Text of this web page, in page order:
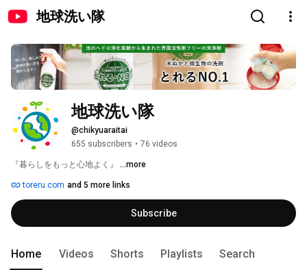
地球洗い隊
地球洗い隊
@chikyuaraitai
655 subscribers • 76 videos
『暮らしをもっと心地よく』 ...more
toreru.com and 5 more links
Subscribe
Home Videos Shorts Playlists Search